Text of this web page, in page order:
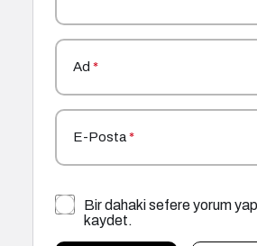
Ad *
E-Posta*
Bir dahaki sefere yorum
kaydet.